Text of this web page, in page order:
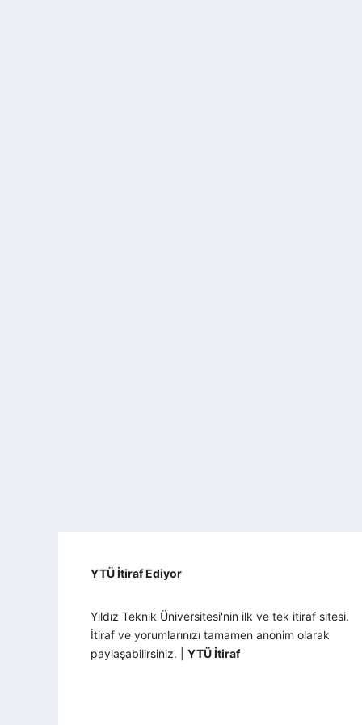
YTÜ İtiraf Ediyor
Yıldız Teknik Üniversitesi'nin ilk ve tek itiraf sitesi.
İtiraf ve yorumlarınızı tamamen anonim olarak
paylaşabilirsiniz. | YTÜ İtiraf